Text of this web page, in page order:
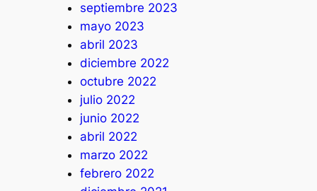
septiembre 2023
mayo 2023
abril 2023
diciembre 2022
octubre 2022
julio 2022
junio 2022
abril 2022
marzo 2022
febrero 2022